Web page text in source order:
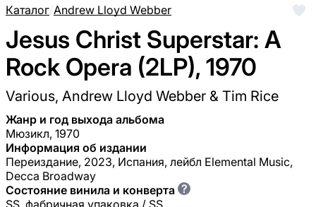
Каталог/Andrew Lloyd Webber
Jesus Christ Superstar: A
Rock Opera (2LP), 1970
Various, Andrew Lloyd Webber & Tim Rice
Жанр и год выхода альбома
Мюзикл, 1970
Информация об издании
Переиздание, 2023, Испания, лейбл Elemental Music,
Decca Broadway
Состояние винила и конверта ?
SS, фабричная упаковка / SS